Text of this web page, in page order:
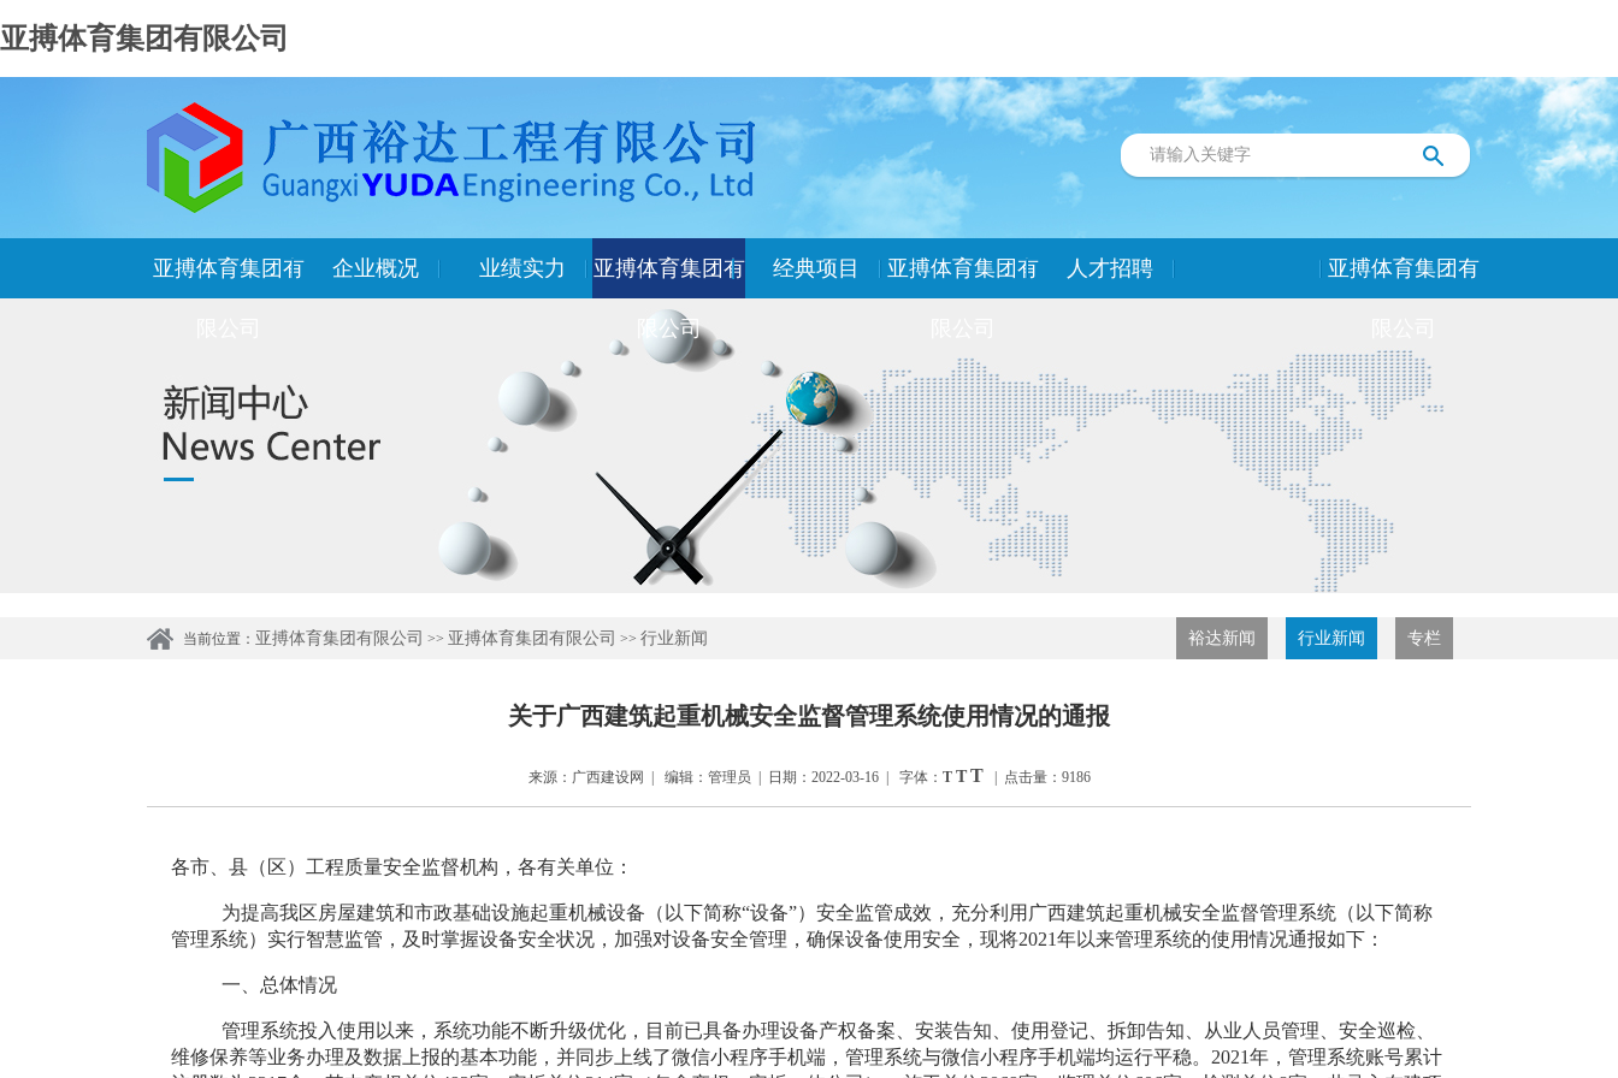
亚搏体育集团有限公司
亚搏体育集团有 企业概况 业绩实力 亚搏体育集团有
限公司
经典项目 亚搏体育集团有 人才招聘 亚搏体育集团有
当前位置： 亚搏体育集团有限公司 >> 亚搏体育集团有限公司 >> 行业新闻 裕达新闻 行业新闻 专栏
关于广西建筑起重机械安全监督管理系统使用情况的通报
来源：广西建设网 | 编辑：管理员 | 日期：2022-03-16 | 字体： T T T| 点击量：9186
各市、县（区）工程质量安全监督机构 ，各有关单位 ：
为提高我区房屋建筑和市政基础设施起重机械设备（以下简称“设备”）安全监管成效，充分利用广西建筑起重机械安全监督管理系统（以下简称
管理系统）实行智慧监管， 及时掌握设备安全状况，加强对设备安全管理， 确保设备使用安全 ， 现将2021年以来管理系统的使用情况通报如下：
一、总体情况
管理系统投入使用以来，系统功能不断升级优化，目前已具备办理设备产权备案、安装告知、使用登记、拆卸告知、从业人员管理、安全巡检、
维修保养等业务办理及数据上报的基本功能，并同步上线了微信小程序手机端，管理系统与微信小程序手机端均运行平稳。 2021年，管理系统账号累计